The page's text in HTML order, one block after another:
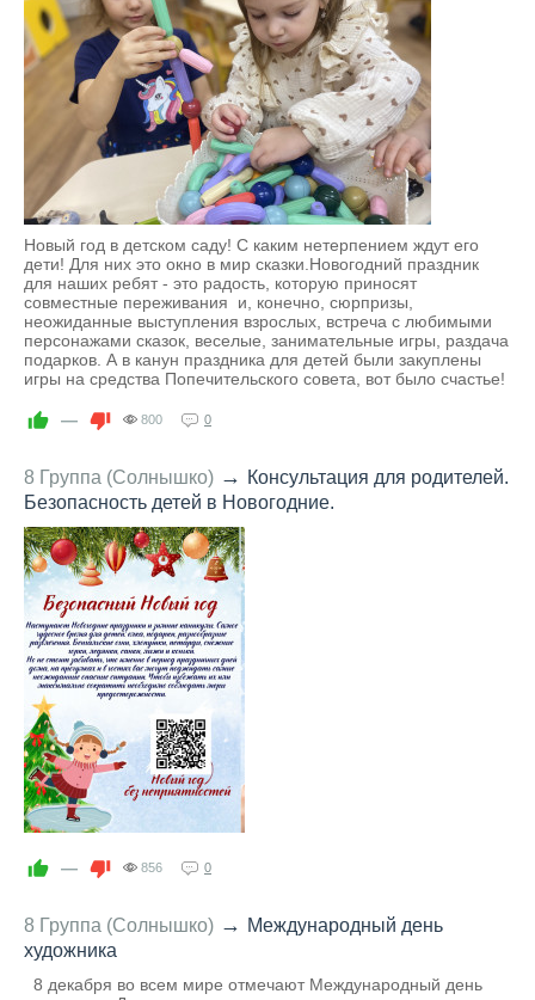
Новый год в детском саду! С каким нетерпением ждут его
дети! Для них это окно в мир сказки.Новогодний праздник
для наших ребят - это радость, которую приносят
совместные переживания и, конечно, сюрпризы,
неожиданные выступления взрослых, встреча с любимыми
персонажами сказок, веселые, занимательные игры, раздача
подарков. А в канун праздника для детей были закуплены
игры на средства Попечительского совета, вот было счастье!
— 800 0
8 Группа (Солнышко) → Консультация для родителей.
Безопасность детей в Новогодние.
— 856 0
8 Группа (Солнышко) → Международный день
художника
8 декабря во всем мире отмечают Международный день